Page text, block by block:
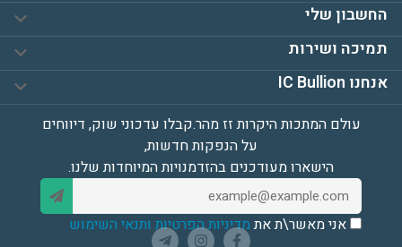
שער הזהב
שער הכסף
שער הפלטינה
בוליון בלוג
החשבון שלי
התחברות / הרשמה
החשבון שלי
ההזמנות שלי
פרטי חשבון
המועדפים שלי
תמיכה ושירות
איפה ההזמנה שלי?
יצירת קשר
שאלות נפוצות
הצהרת נגישות
מדיניות פרטיות
תקנון ותנאי שימוש
אנחנו IC Bullion
למה לקנות אצלנו?
מועדון IC Bullion
צור קשר עסקי*
עולם המתכות היקרות זז מהר.קבלו עדכוני שוק, דיווחים
על הנפקות חדשות,
הישארו מעודכנים בהזדמנויות המיוחדות שלנו.
אני מאשר\ת אתמדיניות הפרטיות ותנאי השימוש